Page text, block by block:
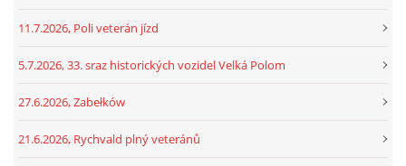
11.7.2026, Poli veterán jízd
5.7.2026, 33. sraz historických vozidel Velká Polom
27.6.2026, Zabełków
21.6.2026, Rychvald plný veteránů